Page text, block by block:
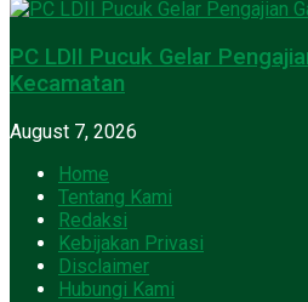
PC LDII Pucuk Gelar
Kecamatan
August 7, 2026
Home
Tentang Kami
Redaksi
Kebijakan Privasi
Disclaimer
Hubungi Kami